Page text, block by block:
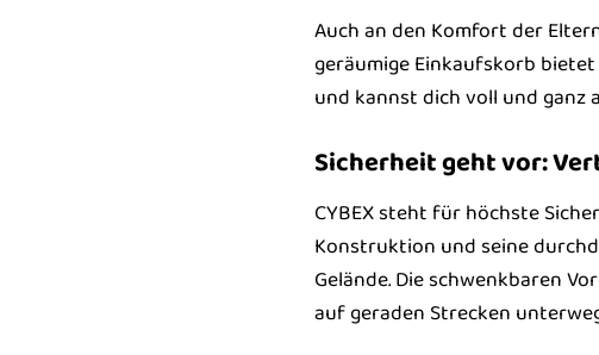
Auch an den Komfort der
geräumige Einkaufskorb
und kannst dich voll und ganz
Sicherheit geht vor:
CYBEX steht für höchste
Konstruktion und seine
Gelände. Die schwenkbaren
auf geraden Strecken